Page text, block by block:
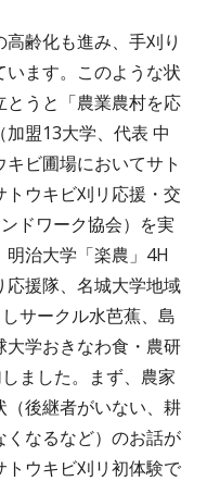
齢化も進み、手刈り
ます。このような状
うと「農業農村を応
盟13大学、代表 中
ビ圃場においてサト
ウキビ刈リ応援・交
ドワーク協会）を実
治大学「楽農」4H
応援隊、名城大学地域
サークル水芭蕉、島
学おきなわ食・農研
ました。まず、農家
後継者がいない、耕
なるなど）のお話が
トウキビ刈リ初体験で